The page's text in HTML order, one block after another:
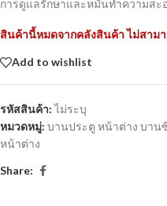
การดูแลรักษาและหมั่นทำความสะ
สินค้านี้หมดจากคลังสินค้า ไม่สาม
Add to wishlist
รหัสสินค้า:ไม่ระบุ
หมวดหมู่: บานประตู หน้าต่าง บาน
หน้าต่าง
Share: